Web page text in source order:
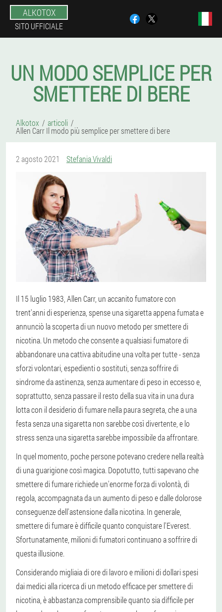
ALKOTOX
SITO UFFICIALE
UN MODO SEMPLICE PER
SMETTERE DI BERE
Alkotox articoli
Allen Carr Il modo più semplice per smettere di bere
2 agosto 2021 Stefania Vivaldi
Il 15 luglio 1983, Allen Carr, un accanito fumatore con
trent'anni di esperienza, spense una sigaretta appena fumata e
annunciò la scoperta di un nuovo metodo per smettere di
nicotina. Un metodo che consente a qualsiasi fumatore di
abbandonare una cattiva abitudine una volta per tutte - senza
sforzi volontari, espedienti o sostituti, senza soffrire di
sindrome da astinenza, senza aumentare di peso in eccesso e,
soprattutto, senza passare il resto della sua vita in una dura
lotta con il desiderio di fumare nella paura segreta, che a una
festa senza una sigaretta non sarebbe così divertente, e lo
stress senza una sigaretta sarebbe impossibile da affrontare.
In quel momento, poche persone potevano credere nella realtà
di una guarigione così magica. Dopotutto, tutti sapevano che
smettere di fumare richiede un'enorme forza di volontà, di
regola, accompagnata da un aumento di peso e dalle dolorose
conseguenze dell'astensione dalla nicotina. In generale,
smettere di fumare è difficile quanto conquistare l'Everest.
Sfortunatamente, milioni di fumatori continuano a soffrire di
questa illusione.
Considerando migliaia di ore di lavoro e milioni di dollari spesi
dai medici alla ricerca di un metodo efficace per smettere di
nicotina, è abbastanza comprensibile quanto sia difficile per